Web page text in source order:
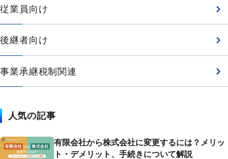
従業員向け
後継者向け
事業承継税制関連
人気の記事
有限会社から株式会社に変更するには？メリッ
ト・デメリット、手続きについて解説